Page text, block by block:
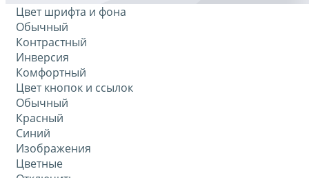
Цвет шрифта и фона
Обычный
Контрастный
Инверсия
Комфортный
Цвет кнопок и ссылок
Обычный
Красный
Синий
Изображения
Цветные